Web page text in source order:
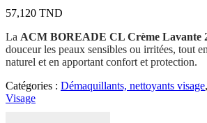
57,120 TND
La ACM BOREADE CL Crème Lavante
douceur les peaux sensibles ou irritées, tout
naturel et en apportant confort et protection.
Catégories : Démaquillants, nettoyants visage,
Visage